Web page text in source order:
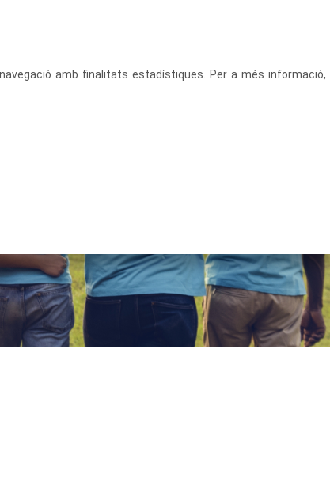
amb finalitats estadístiques. Per a més informació,